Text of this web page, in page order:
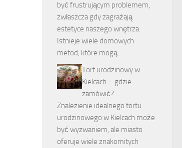
być frustrującym problemem,
zwłaszcza gdy zagrażają
estetyce naszego wnętrza.
Istnieje wiele domowych
metod, które mogą …
Tort urodzinowy w
Kielcach – gdzie
zamówić?
Znalezienie idealnego tortu
urodzinowego w Kielcach może
być wyzwaniem, ale miasto
oferuje wiele znakomitych